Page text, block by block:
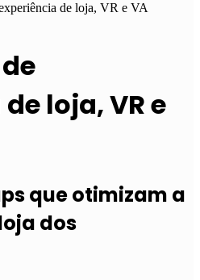
de loja, VR e VA
loja, VR e
que otimizam a
dos